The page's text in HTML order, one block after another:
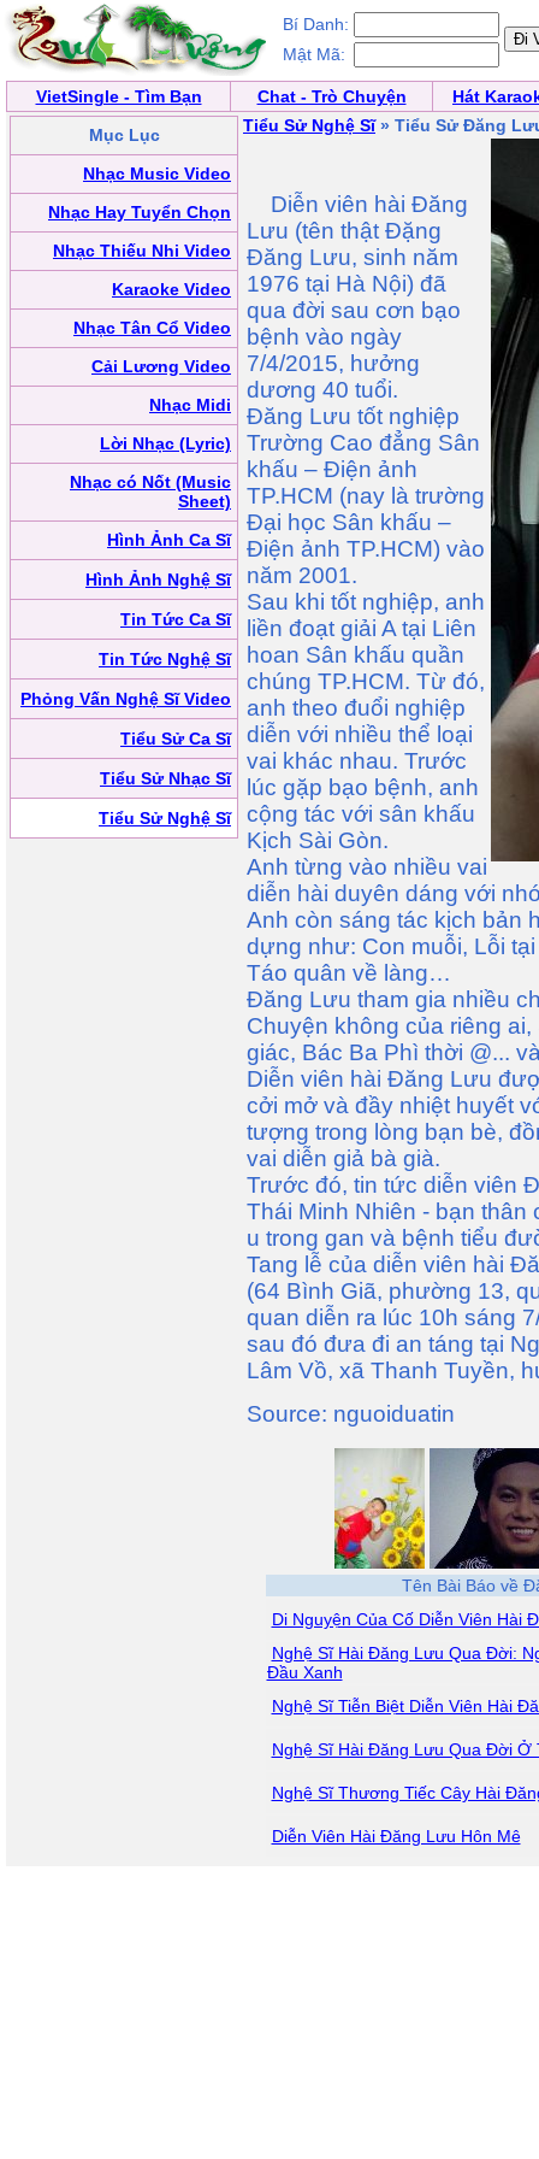
Bí Danh:
Mật Mã:
VietSingle - Tìm Bạn Chat - Trò Chuyện
Hát
Mục Lục
Nhạc Music Video
Nhạc Hay Tuyển Chọn
Nhạc Thiếu Nhi Video
Karaoke Video
Nhạc Tân Cổ Video
Cải Lương Video
Nhạc Midi
Lời Nhạc (Lyric)
Nhạc có Nốt (Music
Sheet)
Hình Ảnh Ca Sĩ
Hình Ảnh Nghệ Sĩ
Tin Tức Ca Sĩ
Tin Tức Nghệ Sĩ
Phỏng Vấn Nghệ Sĩ Video
Tiểu Sử Ca Sĩ
Tiểu Sử Nhạc Sĩ
Tiểu Sử Nghệ Sĩ
Tiểu Sử Nghệ Sĩ» Tiểu Sử Đăng
Diễn viên hài Đăng
Lưu (tên thật Đặng
Đăng Lưu, sinh năm
1976 tại Hà Nội) đã
qua đời sau cơn bạo
bệnh vào ngày
7/4/2015, hưởng
dương 40 tuổi.
Đăng Lưu tốt nghiệp
Trường Cao đẳng Sân
khấu – Điện ảnh
TP.HCM (nay là trường
Đại học Sân khấu –
Điện ảnh TP.HCM) vào
năm 2001.
Sau khi tốt nghiệp, anh
liền đoạt giải A tại Liên
hoan Sân khấu quần
chúng TP.HCM. Từ đó,
anh theo đuổi nghiệp
diễn với nhiều thể loại
vai khác nhau. Trước
lúc gặp bạo bệnh, anh
cộng tác với sân khấu
Kịch Sài Gòn.
Anh từng vào nhiều vai
diễn hài duyên dáng với
Anh còn sáng tác kịch bản
dựng như: Con muỗi, Lỗi
Táo quân về làng…
Đăng Lưu tham gia nhiều
Chuyện không của riêng
giác, Bác Ba Phì thời @...
Diễn viên hài Đăng Lưu
cởi mở và đầy nhiệt huyết
tượng trong lòng bạn bè,
vai diễn giả bà già.
Trước đó, tin tức diễn viên
Thái Minh Nhiên - bạn
u trong gan và bệnh tiểu
Tang lễ của diễn viên hài
(64 Bình Giã, phường 13,
quan diễn ra lúc 10h sáng
sau đó đưa đi an táng tại
Lâm Vồ, xã Thanh Tuyền,
Source: nguoiduatin
Tên Bài Báo về
Di Nguyện Của Cố Diễn Viên Hài
Nghệ Sĩ Hài Đăng Lưu Qua Đời:
Đầu Xanh
Nghệ Sĩ Tiễn Biệt Diễn Viên Hài
Nghệ Sĩ Hài Đăng Lưu Qua Đời Ở
Nghệ Sĩ Thương Tiếc Cây Hài
Diễn Viên Hài Đăng Lưu Hôn Mê